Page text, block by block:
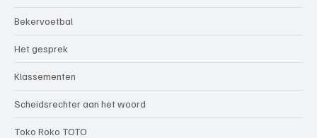
Bekervoetbal
Het gesprek
Klassementen
Scheidsrechter aan het woord
Toko Roko TOTO